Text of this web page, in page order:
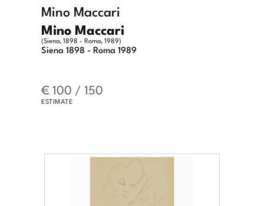
Mino Maccari
(Siena, 1898 - Roma, 1989)
Mino Maccari
Siena 1898 - Roma 1989
€ 100 / 150
ESTIMATE